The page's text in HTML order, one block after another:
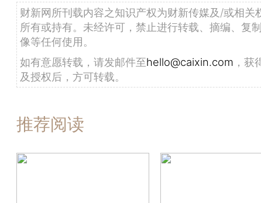
财新网所刊载内容之知识产权为财新传媒及/或相关
所有或持有。未经许可，禁止进行转载、摘编、复
像等任何使用。
如有意愿转载，请发邮件至hello@caixin.com ，获
及授权后，方可转载。
推荐阅读